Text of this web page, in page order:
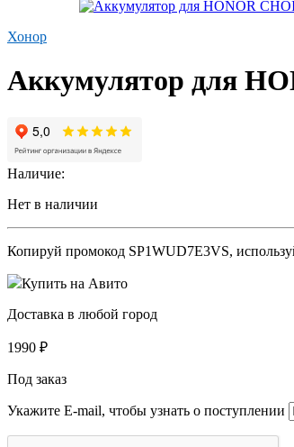
Хонор
Аккумулятор для
Наличие:
Нет в наличии
Копируй промокод SP1WUD7E3VS,
Купить на Авито
Доставка в любой город
1990 ₽
Под заказ
Укажите E-mail, чтобы узнать о поступлении